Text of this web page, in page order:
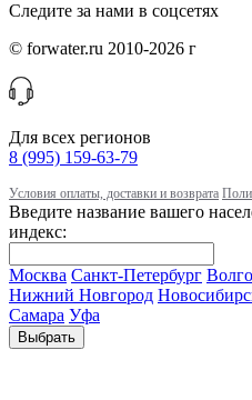
Следите за нами в соцсетях
© forwater.ru 2010-2026 г
Для всех регионов
8 (995) 159-63-79
Условия оплаты, доставки и возврата
Введите название вашего
индекс:
Москва Санкт-Петербург
Нижний Новгород
Самара Уфа